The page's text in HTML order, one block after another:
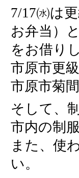
7/17㈬は
お弁当）
をお借り
市原市更
市原市菊
そして、
市内の制
また、使
い。